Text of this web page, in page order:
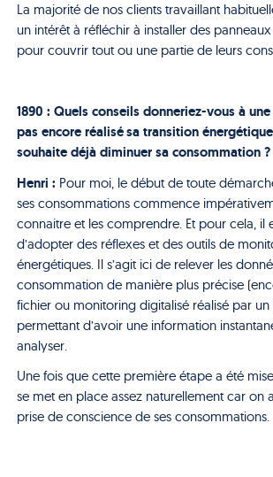
La majorité de nos clients travaillant
un intérêt à réfléchir à installer des
pour couvrir tout ou une partie de leurs
1890 : Quels conseils donneriez-vous à
pas encore réalisé sa transition
souhaite déjà diminuer sa consommation ?
Henri : Pour moi, le début de toute
ses consommations commence
connaitre et les comprendre. Et pour cela, il
d’adopter des réflexes et des outils de
énergétiques. Il s’agit ici de relever les
consommation de manière plus précise (
fichier ou monitoring digitalisé réalisé par
permettant d’avoir une information
analyser.
Une fois que cette première étape a été
se met en place assez naturellement car on
prise de conscience de ses consommations.